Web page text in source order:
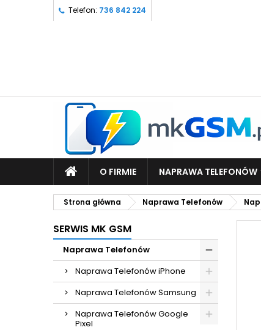
Telefon: 736 842 224
O FIRMIE NAPRAWA TELEFONÓW
Strona główna Naprawa Telefonów
SERWIS MK GSM
Naprawa Telefonów
Naprawa Telefonów iPhone
Naprawa Telefonów Samsung
Naprawa Telefonów Google
Pixel